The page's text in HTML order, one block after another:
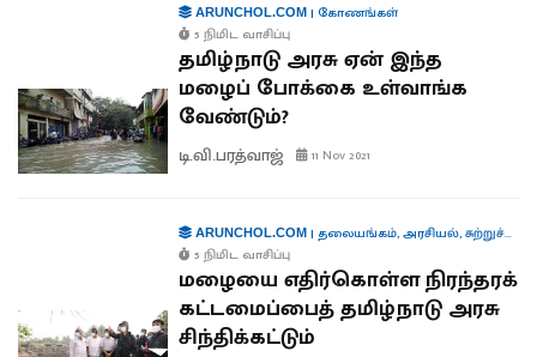
ARUNCHOL.COM| கோணங்கள்
5 நிமிட வாசிப்பு
தமிழ்நாடு அரசு ஏன் இந்த
மழைப் போக்கை உள்வாங்க
வேண்டும்?
டி.வி.பரத்வாஜ் 11 Nov 2021
ARUNCHOL.COM| தலையங்கம்,அரசியல்,சுற்றுச்சூழல்
5 நிமிட வாசிப்பு
மழையை எதிர்கொள்ள நிரந்தரக்
கட்டமைப்பைத் தமிழ்நாடு அரசு
சிந்திக்கட்டும்